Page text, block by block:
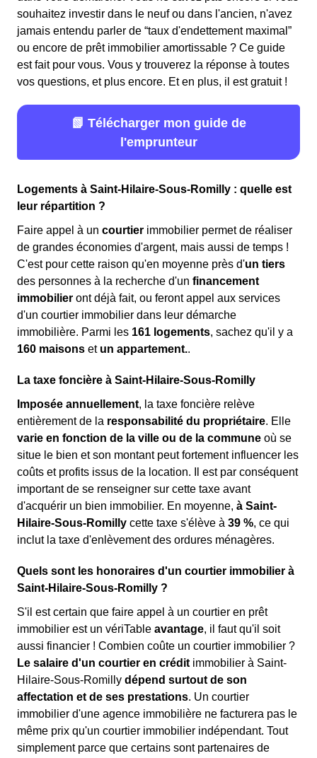
souhaitez investir dans le neuf ou dans l'ancien, n'avez
jamais entendu parler de “taux d'endettement maximal”
ou encore de prêt immobilier amortissable ? Ce guide
est fait pour vous. Vous y trouverez la réponse à toutes
vos questions, et plus encore. Et en plus, il est gratuit !
📗 Télécharger mon guide de
l'emprunteur
Logements à Saint-Hilaire-Sous-Romilly : quelle est
leur répartition ?
Faire appel à un courtier immobilier permet de réaliser
de grandes économies d'argent, mais aussi de temps !
C'est pour cette raison qu'en moyenne près d'un tiers
des personnes à la recherche d'un financement
immobilier ont déjà fait, ou feront appel aux services
d'un courtier immobilier dans leur démarche
immobilière. Parmi les 161 logements, sachez qu'il y a
160 maisons et un appartement..
La taxe foncière à Saint-Hilaire-Sous-Romilly
Imposée annuellement, la taxe foncière relève
entièrement de la responsabilité du propriétaire. Elle
varie en fonction de la ville ou de la commune où se
situe le bien et son montant peut fortement influencer les
coûts et profits issus de la location. Il est par conséquent
important de se renseigner sur cette taxe avant
d'acquérir un bien immobilier. En moyenne, à Saint-
Hilaire-Sous-Romilly cette taxe s'élève à 39 %, ce qui
inclut la taxe d'enlèvement des ordures ménagères.
Quels sont les honoraires d'un courtier immobilier à
Saint-Hilaire-Sous-Romilly ?
S'il est certain que faire appel à un courtier en prêt
immobilier est un vériTable avantage, il faut qu'il soit
aussi financier ! Combien coûte un courtier immobilier ?
Le salaire d'un courtier en crédit immobilier à Saint-
Hilaire-Sous-Romilly dépend surtout de son
affectation et de ses prestations. Un courtier
immobilier d'une agence immobilière ne facturera pas le
même prix qu'un courtier immobilier indépendant. Tout
simplement parce que certains sont partenaires de